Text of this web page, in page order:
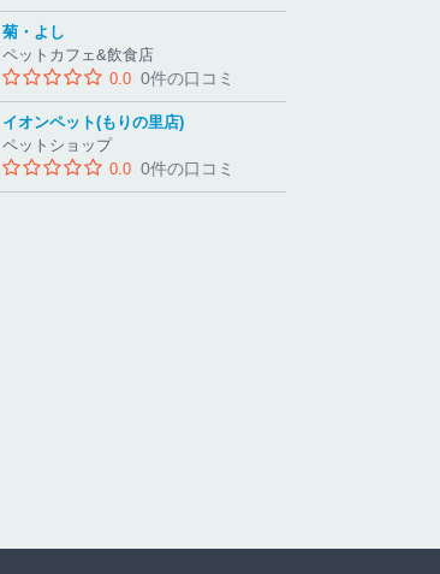
菊・よし
ペットカフェ&飲食店
0.0 0件の口コミ
イオンペット(もりの里店)
ペットショップ
0.0 0件の口コミ